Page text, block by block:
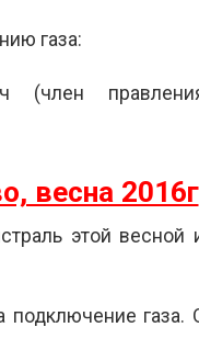
газа:
(член
весна 2016г
этой весной
подключение газа.